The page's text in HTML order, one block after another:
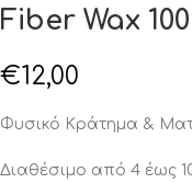
Fiber Wax
€12,00
Φυσικό Κράτημα &
Διαθέσιμο από 4 έως